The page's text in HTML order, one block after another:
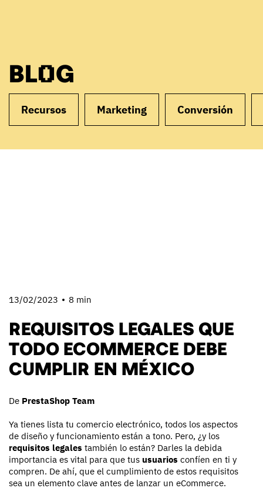
BLOG
Recursos Marketing Conversión
13/02/2023 8 min
REQUISITOS LEGALES QUE
TODO ECOMMERCE DEBE
CUMPLIR EN MÉXICO
De PrestaShop Team
Ya tienes lista tu comercio electrónico, todos los aspectos
de diseño y funcionamiento están a tono. Pero, ¿y los
requisitos legales también lo están? Darles la debida
importancia es vital para que tus usuarios confíen en ti y
compren. De ahí, que el cumplimiento de estos requisitos
sea un elemento clave antes de lanzar un eCommerce.